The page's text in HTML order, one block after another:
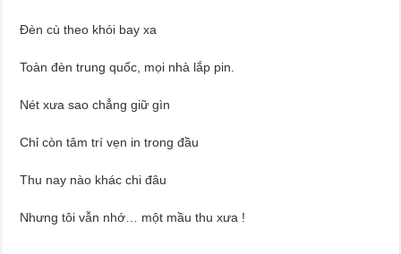
Đèn cù theo khói bay xa
Toàn đèn trung quốc, mọi nhà lắp pin.
Nét xưa sao chẳng giữ gìn
Chỉ còn tâm trí vẹn in trong đầu
Thu nay nào khác chi đâu
Nhưng tôi vẫn nhớ… một mầu thu xưa !